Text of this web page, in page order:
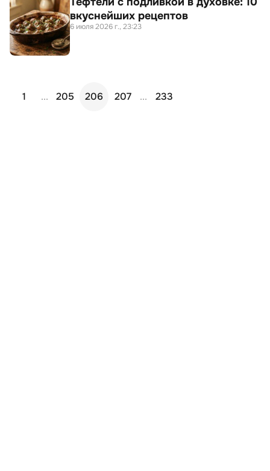
вкуснейших рецептов
6 июля 2026 г., 23:23
1 ... 205 206 207 ... 233